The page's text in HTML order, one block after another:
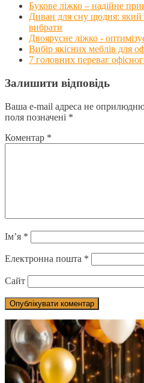
Букове ліжко – надійне
Диван для сну щодня: який
вибрати
Двоярусне ліжко -
Вибір якісних меблів для
7 головних переваг
Залишити відповідь
Ваша e-mail адреса не
поля позначені *
Коментар *
Ім’я *
Електронна пошта *
Сайт